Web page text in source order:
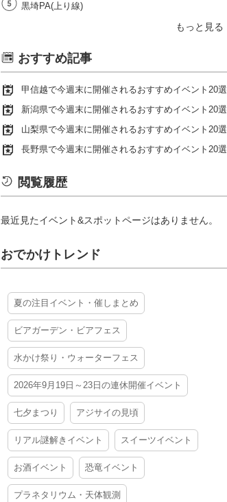
黒埼PA(上り線)
もっと見る
おすすめ記事
甲信越で今週末に開催されるおすすめイベント20選
新潟県で今週末に開催されるおすすめイベント20選
山梨県で今週末に開催されるおすすめイベント20選
長野県で今週末に開催されるおすすめイベント20選
閲覧履歴
最近見たイベント&スポットページはありません。
おでかけトレンド
夏の注目イベント・催しまとめ
ビアガーデン・ビアフェス
水かけ祭り・ウォーターフェス
2026年9月19日～23日の連休開催イベント
七夕まつり アジサイの見頃
リアル謎解きイベント スイーツイベント
お酒イベント 恐竜イベント
プラネタリウム・天体観測